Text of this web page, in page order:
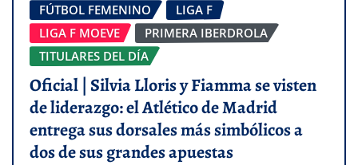
FÚTBOL FEMENINO
LIGA F
LIGA F MOEVE
PRIMERA IBERDROLA
TITULARES DEL DÍA
Oficial | Silvia Lloris y Fiamma se visten
de liderazgo: el Atlético de Madrid
entrega sus dorsales más simbólicos a
dos de sus grandes apuestas